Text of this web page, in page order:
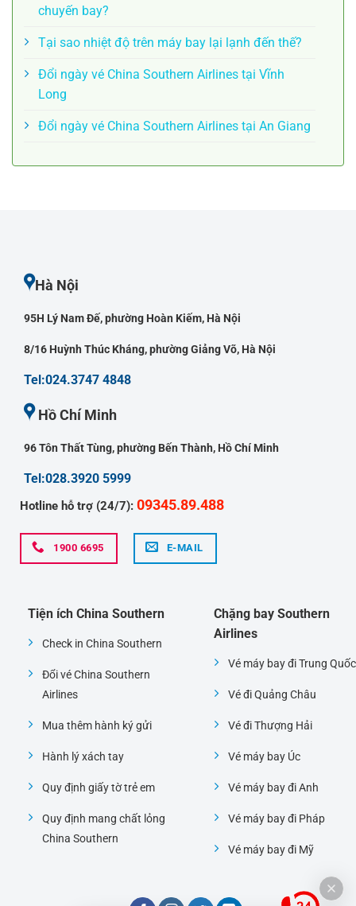
chuyến bay?
Tại sao nhiệt độ trên máy bay lại lạnh đến thế?
Đổi ngày vé China Southern Airlines tại Vĩnh
Long
Đổi ngày vé China Southern Airlines tại An Giang
Hà Nội
95H Lý Nam Đế, phường Hoàn Kiếm, Hà Nội
8/16 Huỳnh Thúc Kháng, phường Giảng Võ, Hà Nội
Tel:024.3747 4848
Hồ Chí Minh
96 Tôn Thất Tùng, phường Bến Thành, Hồ Chí Minh
Tel:028.3920 5999
Hotline hỗ trợ (24/7): 09345.89.488
1900 6695 E-MAIL
Tiện ích China Southern
Check in China Southern
Đổi vé China Southern
Airlines
Mua thêm hành ký gửi
Hành lý xách tay
Quy định giấy tờ trẻ em
Quy định mang chất lỏng
China Southern
Chặng bay Southern
Airlines
Vé máy bay đi Trung Quốc
Vé đi Quảng Châu
Vé đi Thượng Hải
Vé máy bay Úc
Vé máy bay đi Anh
Vé máy bay đi Pháp
Vé máy bay đi Mỹ